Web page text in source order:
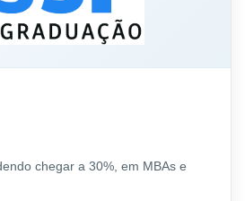
chegar a 30%, em MBAs e